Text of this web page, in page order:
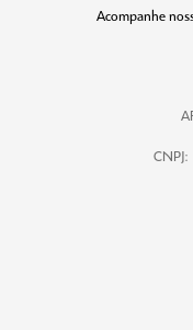
Acompanhe